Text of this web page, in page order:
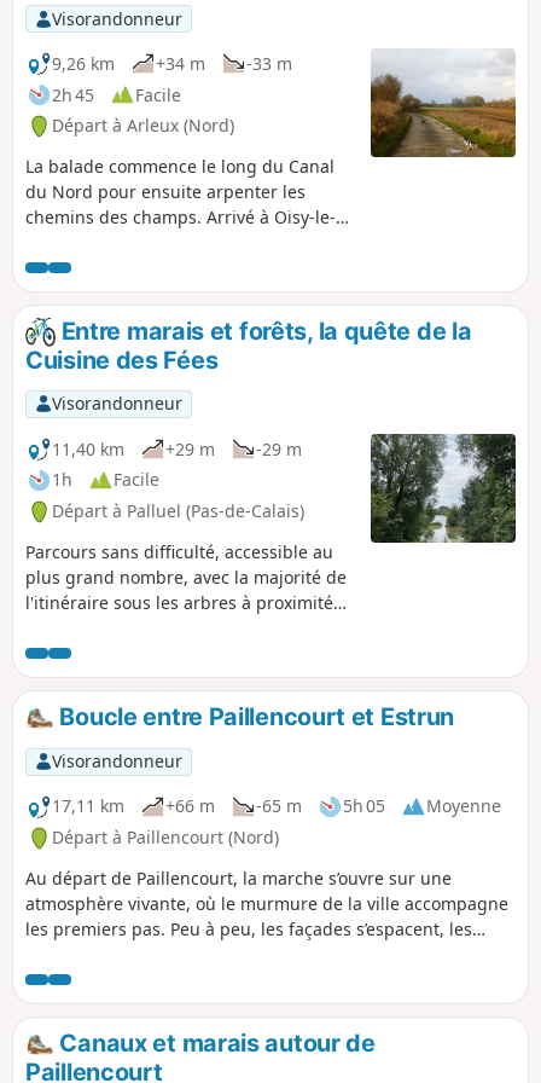
boucle promet une véritable bouffée d’air frais.
Visorandonneur
9,26 km
+34 m
-33 m
2h 45
Facile
Départ à Arleux (Nord)
La balade commence le long du Canal
du Nord pour ensuite arpenter les
chemins des champs. Arrivé à Oisy-le-
les chevaux du centre équestre. Puis on
se faufile et on avance jusqu'au Bois
Duquesnoy. Ne pouvant pas prendre le
chemin des marées municipaux avec
mon chien, je tourne avant pour
continuer sur une petite route de
campagne tranquille et verdoyante.
Pour finir, on reprend le long du canal
pour arriver au parking. Bonne balade.
Entre marais et forêts, la quête de la
Cuisine des Fées
Visorandonneur
11,40 km
+29 m
-29 m
1h
Facile
Départ à Palluel (Pas-de-Calais)
Parcours sans difficulté, accessible au
plus grand nombre, avec la majorité de
l'itinéraire sous les arbres à proximité
6 points de vue.
Boucle entre Paillencourt et Estrun
Visorandonneur
17,11 km
+66 m -65 m 5h 05
Moyenne
Départ à Paillencourt (Nord)
Au départ de Paillencourt, la marche s’ouvre sur une
atmosphère vivante, où le murmure de la ville accompagne
les premiers pas. Peu à peu, les façades s’espacent, les
changeantes des champs. Entre petites routes et chemins
doux, la campagne déroule ses paysages jusqu’à Estrun, où
l’eau et la verdure se mêlent dans une quiétude presque
picturale. C’est un itinéraire qui joue avec les contrastes :
Canaux et marais autour de
Paillencourt